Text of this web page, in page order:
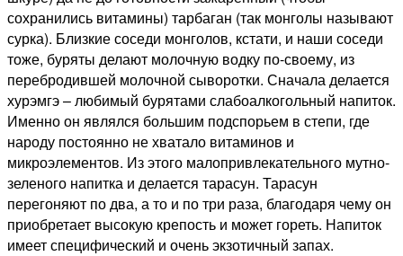
сохранились витамины) тарбаган (так монголы называют
сурка). Близкие соседи монголов, кстати, и наши соседи
тоже, буряты делают молочную водку по-своему, из
перебродившей молочной сыворотки. Сначала делается
хурэмгэ – любимый бурятами слабоалкогольный напиток.
Именно он являлся большим подспорьем в степи, где
народу постоянно не хватало витаминов и
микроэлементов. Из этого малопривлекательного мутно-
зеленого напитка и делается тарасун. Тарасун
перегоняют по два, а то и по три раза, благодаря чему он
приобретает высокую крепость и может гореть. Напиток
имеет специфический и очень экзотичный запах.